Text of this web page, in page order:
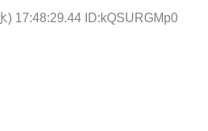
) 17:48:29.44 ID:kQSURGMp0